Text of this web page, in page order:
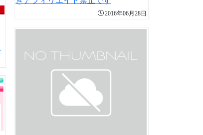
2016年06月28日